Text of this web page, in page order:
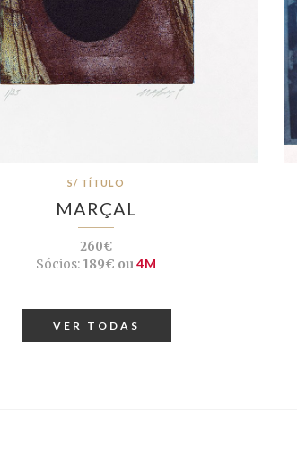
S/ TÍTULO
MARÇAL
260€
Sócios:189€ ou4M
VER TODAS